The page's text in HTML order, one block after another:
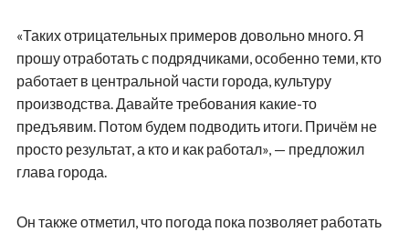
«Таких отрицательных примеров довольно много. Я
прошу отработать с подрядчиками, особенно теми, кто
работает в центральной части города, культуру
производства. Давайте требования какие-то
предъявим. Потом будем подводить итоги. Причём не
просто результат, а кто и как работал», — предложил
глава города.
Он также отметил, что погода пока позволяет работать